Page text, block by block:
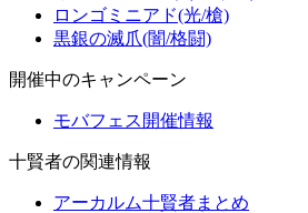
ロンゴミニアド(光/槍)
黒銀の滅爪(闇/格闘)
開催中のキャンペーン
モバフェス開催情報
十賢者の関連情報
アーカルム十賢者まとめ